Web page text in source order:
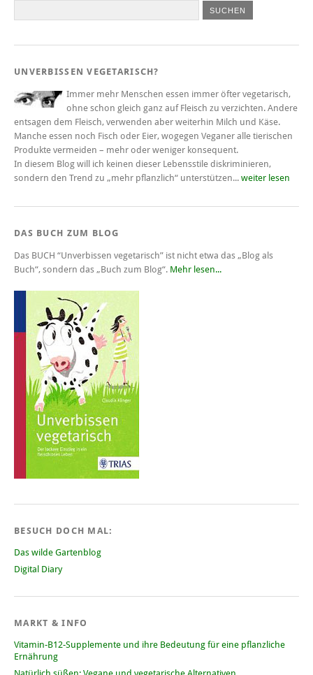
UNVERBISSEN VEGETARISCH?
Immer mehr Menschen essen immer öfter vegetarisch,
ohne schon gleich ganz auf Fleisch zu verzichten. Andere
entsagen dem Fleisch, verwenden aber weiterhin Milch und Käse.
Manche essen noch Fisch oder Eier, wogegen Veganer alle tierischen
Produkte vermeiden – mehr oder weniger konsequent.
In diesem Blog will ich keinen dieser Lebensstile diskriminieren,
sondern den Trend zu „mehr pflanzlich“ unterstützen... weiter lesen
DAS BUCH ZUM BLOG
Das BUCH “Unverbissen vegetarisch” ist nicht etwa das „Blog als
Buch“, sondern das „Buch zum Blog“. Mehr lesen...
BESUCH DOCH MAL:
Das wilde Gartenblog
Digital Diary
MARKT & INFO
Vitamin-B12-Supplemente und ihre Bedeutung für eine pflanzliche
Ernährung